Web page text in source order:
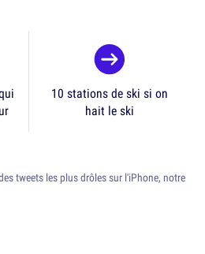
10 stations de ski si on
hait le ski
tweets les plus drôles sur l'iPhone, notre